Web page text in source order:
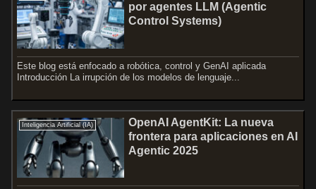
por agentes LLM (Agentic
Control Systems)
Este blog está enfocado a robótica, control y GenAI aplicada
Introducción La irrupción de los modelos de lenguaje...
Inteligencia Artificial (IA)
OpenAI AgentKit: La nueva
frontera para aplicaciones en AI
Agentic 2025